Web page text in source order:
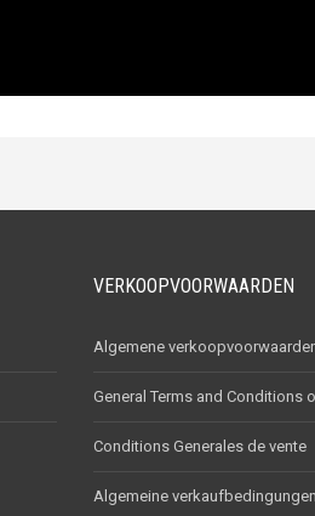
VERKOOPVOORWAARDEN
Algemene
General Terms and Conditions
Conditions Generales de vente
Algemeine verkaufbedingungen